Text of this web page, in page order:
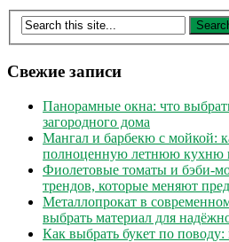
Свежие записи
Панорамные окна: что
загородного дома
Мангал и барбекю с мойкой:
полноценную летнюю кухню
Фиолетовые томаты и бэби-
трендов, которые меняют
Металлопрокат в
выбрать материал для
Как выбрать букет по поводу: